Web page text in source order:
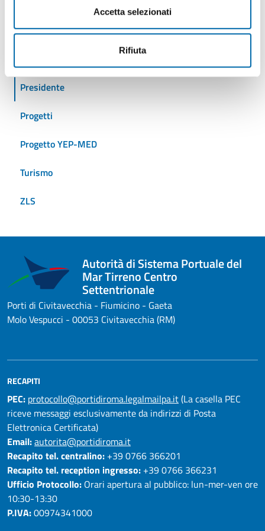
Accetta selezionati
Rifiuta
Iniziative
Presidente
Progetti
Progetto YEP-MED
Turismo
ZLS
Autorità di Sistema Portuale del
Mar Tirreno Centro
Settentrionale
Porti di Civitavecchia - Fiumicino - Gaeta
Molo Vespucci - 00053 Civitavecchia (RM)
RECAPITI
PEC: protocollo@portidiroma.legalmailpa.it(La casella PEC
riceve messaggi esclusivamente da indirizzi di Posta
Elettronica Certificata)
Email:autorita@portidiroma.it
Recapito tel. centralino: +39 0766 366201
Recapito tel. reception ingresso: +39 0766 366231
Ufficio Protocollo: Orari apertura al pubblico: lun-mer-ven ore
10:30-13:30
P.IVA:00974341000